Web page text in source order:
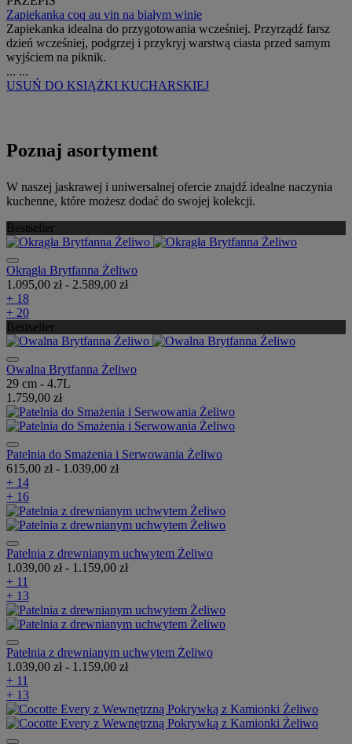
Zapiekanka coq au vin na białym winie
Zapiekanka idealna do przygotowania wcześniej. Przyrządź farsz
dzień wcześniej, podgrzej i przykryj warstwą ciasta przed samym
wyjściem na piknik.
... ...
USUŃ DO KSIĄŻKI KUCHARSKIEJ
Poznaj asortyment
W naszej jaskrawej i uniwersalnej ofercie znajdź idealne naczynia
kuchenne, które możesz dodać do swojej kolekcji.
Bestseller
Okrągła Brytfanna Żeliwo
1.095,00 zł- 2.589,00 zł
+ 18
+ 20
Bestseller
Owalna Brytfanna Żeliwo
29 cm - 4.7L
1.759,00 zł
Patelnia do Smażenia i Serwowania Żeliwo
615,00 zł- 1.039,00 zł
+ 14
+ 16
Patelnia z drewnianym uchwytem Żeliwo
1.039,00 zł- 1.159,00 zł
+ 11
+ 13
Patelnia z drewnianym uchwytem Żeliwo
1.039,00 zł- 1.159,00 zł
+ 11
+ 13